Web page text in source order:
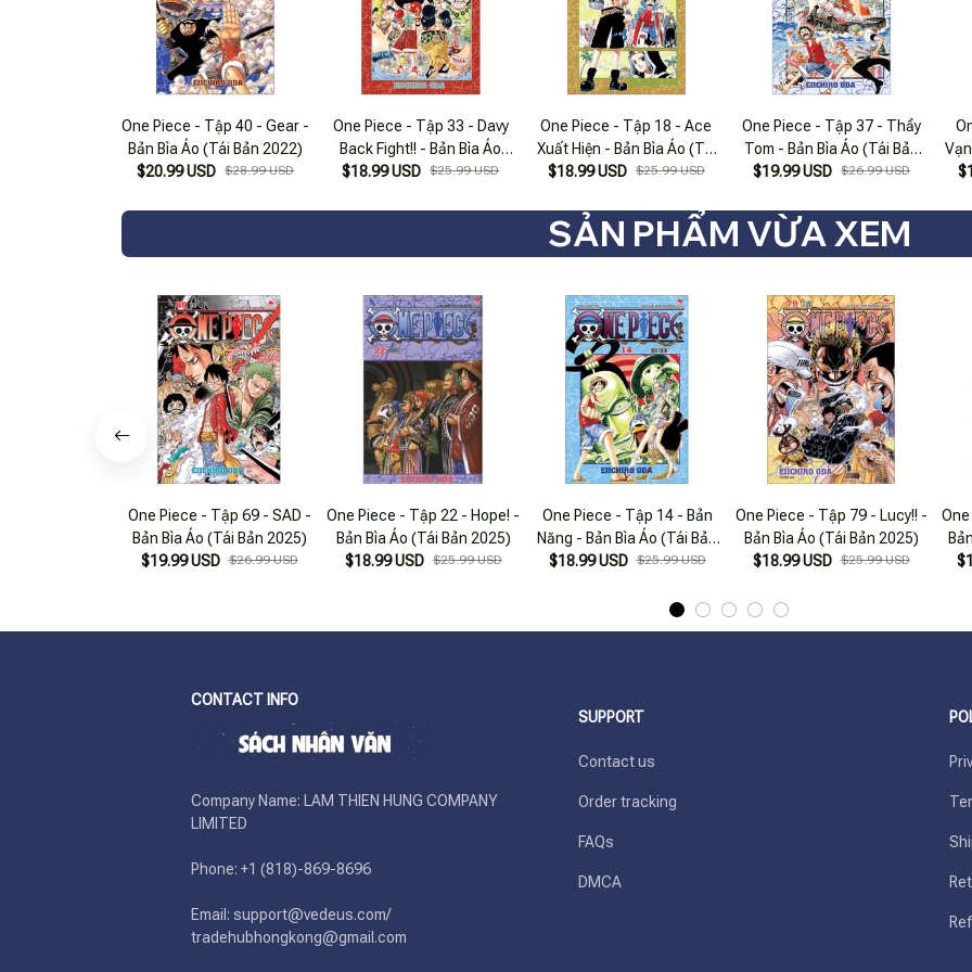
One Piece - Tập 40 - Gear -
Bản Bìa Áo (Tái Bản 2022)
$20.99 USD $28.99 USD
One Piece - Tập 33 - Davy
Back Fight!! - Bản Bìa Áo
(Tái Bản 2025)
$18.99 USD $25.99 USD
One Piece - Tập 18 - Ace
Xuất Hiện - Bản Bìa Áo (Tái
Bản 2025)
$18.99 USD $25.99 USD
One Piece - Tập 37 - Thầy
Tom - Bản Bìa Áo (Tái Bản
2022)
$19.99 USD $26.99 USD
SẢN PHẨM VỪA XEM
One Piece - Tập 69 - SAD -
Bản Bìa Áo (Tái Bản 2025)
$19.99 USD $26.99 USD
One Piece - Tập 22 - Hope! -
Bản Bìa Áo (Tái Bản 2025)
$18.99 USD $25.99 USD
One Piece - Tập 14 - Bản
Năng - Bản Bìa Áo (Tái Bản
2025)
$18.99 USD $25.99 USD
One Piece - Tập 79 - Lucy!! -
Bản Bìa Áo (Tái Bản 2025)
$18.99 USD $25.99 USD
CONTACT INFO
Company Name: LAM THIEN HUNG COMPANY
LIMITED
Phone: +1 (818)-869-8696
Email: support@vedeus.com/
tradehubhongkong@gmail.com
SUPPORT
Contact us
Order tracking
FAQs
DMCA